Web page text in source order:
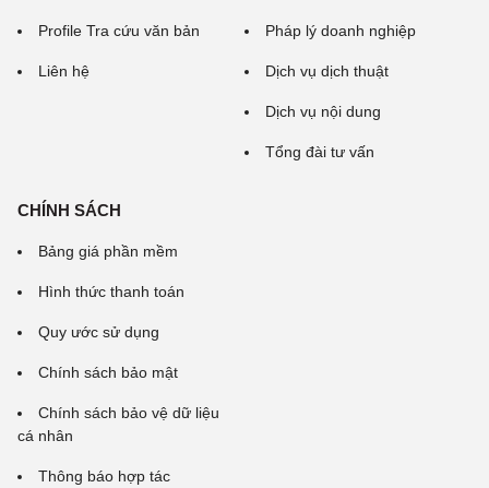
Profile Tra cứu văn bản
Liên hệ
Pháp lý doanh nghiệp
Dịch vụ dịch thuật
Dịch vụ nội dung
Tổng đài tư vấn
CHÍNH SÁCH
Bảng giá phần mềm
Hình thức thanh toán
Quy ước sử dụng
Chính sách bảo mật
Chính sách bảo vệ dữ liệu
cá nhân
Thông báo hợp tác